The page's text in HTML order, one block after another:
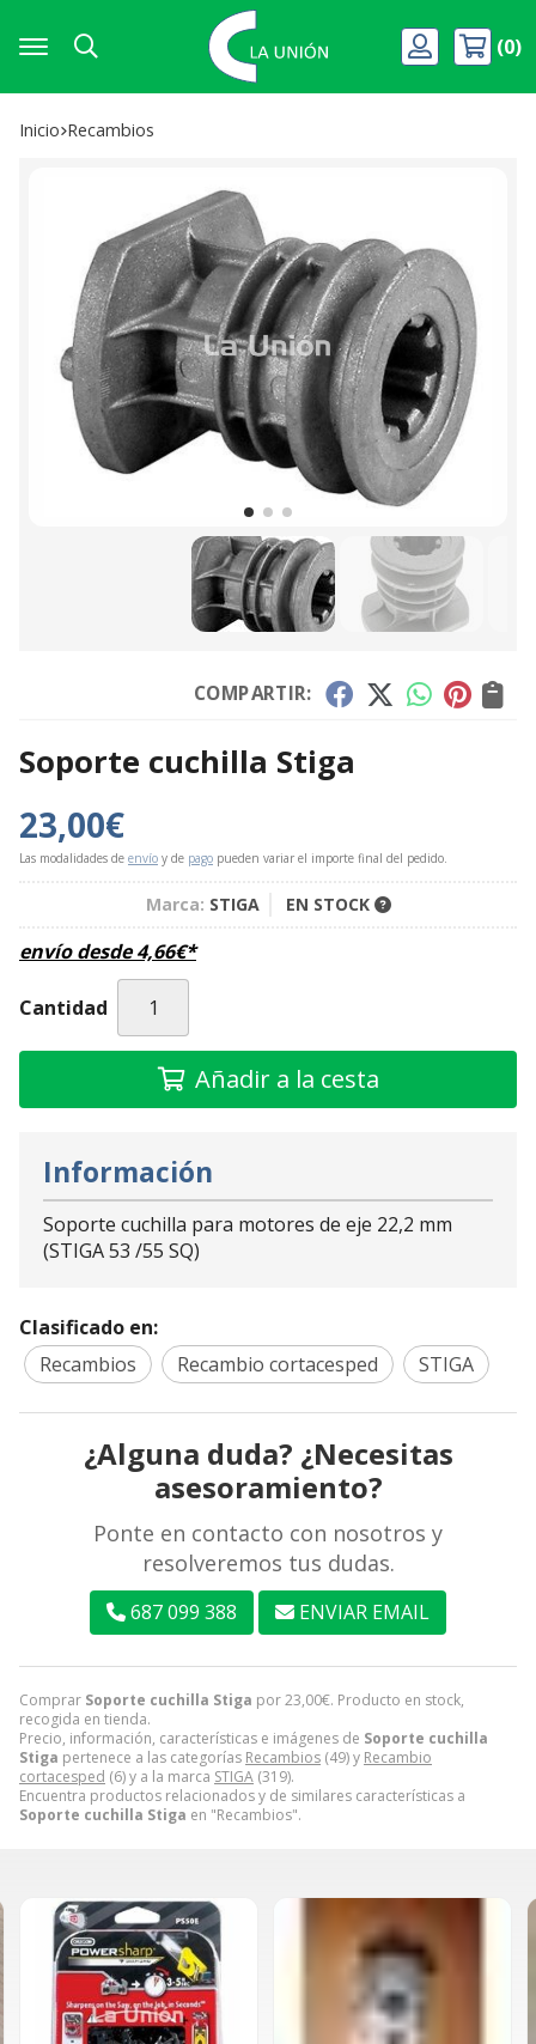
Buscar
0
Inicio recambios
COMPARTIR:
Soporte cuchilla Stiga
23,00€
Las modalidades de envío y de pago pueden variar el importe final del pedido.
Marca: STIGA EN STOCK
envío desde4,66€*
Cantidad
Añadir a la cesta
Comprar Soporte cuchilla Stiga por23,00€. Producto en stock,
recogida en tienda.
Precio, información, características e imágenes de Soporte cuchilla
Stiga pertenece a las categorías Recambios (49) y Recambio
cortacesped (6) y a la marca STIGA (319).
Encuentra productos relacionados y de similares características a
Soporte cuchilla Stiga en "Recambios".
Información
Soporte cuchilla para motores de eje 22,2 mm
(STIGA 53 /55 SQ)
Clasificado en:
Recambios
Recambio cortacesped STIGA
¿Alguna duda? ¿Necesitas
asesoramiento?
Ponte en contacto con nosotros y
resolveremos tus dudas.
687 099 388 ENVIAR EMAIL